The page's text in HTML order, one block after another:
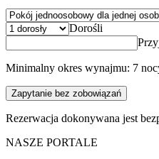
Dorośli
Minimalny okres wynajmu: 7
Zapytanie bez zobowiązań
Rezerwacja dokonywana jest
NASZE PORTALE